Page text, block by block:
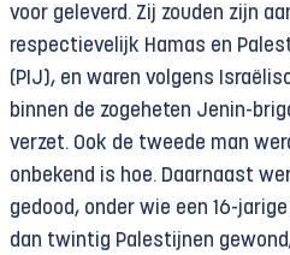
voor geleverd. Zij zouden zijn
respectievelijk Hamas en
(PIJ), en waren volgens
binnen de zogeheten Jenin-
verzet. Ook de tweede man
onbekend is hoe. Daarnaast
gedood, onder wie een 16-
dan twintig Palestijnen